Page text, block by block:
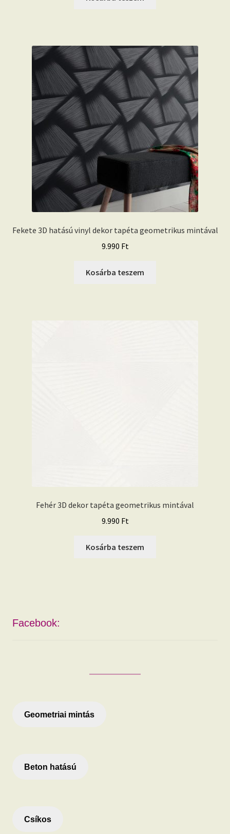
Fekete 3D hatású vinyl dekor tapéta geometrikus mintával
9.990 Ft
Kosárba teszem
Fehér 3D dekor tapéta geometrikus mintával
9.990 Ft
Kosárba teszem
Facebook:
Geometriai mintás
Beton hatású
Csíkos